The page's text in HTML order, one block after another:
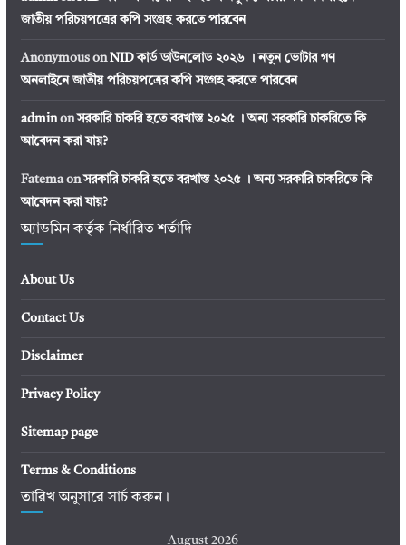
জাতীয় পরিচয়পত্রের কপি সংগ্রহ করতে পারবেন
Anonymouson NID কার্ড ডাউনলোড ২০২৬ । নতুন ভোটার গণ
অনলাইনে জাতীয় পরিচয়পত্রের কপি সংগ্রহ করতে পারবেন
adminonসরকারি চাকরি হতে বরখাস্ত ২০২৫ । অন্য সরকারি চাকরিতে কি
আবেদন করা যায়?
Fatemaonসরকারি চাকরি হতে বরখাস্ত ২০২৫ । অন্য সরকারি চাকরিতে কি
আবেদন করা যায়?
অ্যাডমিন কর্তৃক নির্ধারিত শর্তাদি
About Us
Contact Us
Disclaimer
Privacy Policy
Sitemap page
Terms & Conditions
তারিখ অনুসারে সার্চ করুন।
August 2026